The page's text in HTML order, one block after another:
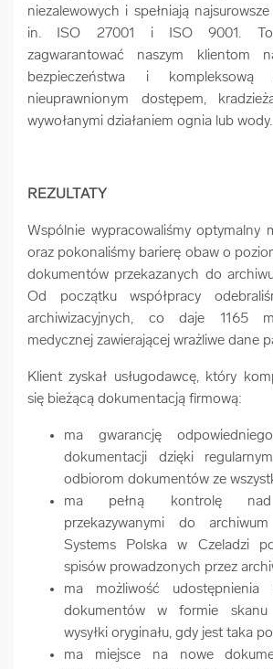
niezalewowych i spełniają
in. ISO 27001 i ISO 9001. To
zagwarantować naszym klientom
bezpieczeństwa i kompleksową
nieuprawnionym dostępem,
wywołanymi działaniem ognia lub wody.
REZULTATY
Wspólnie wypracowaliśmy optymalny
oraz pokonaliśmy barierę obaw o
dokumentów przekazanych do
Od początku współpracy
archiwizacyjnych, co daje 1165
medycznej zawierającej wrażliwe dane
Klient zyskał usługodawcę, który
się bieżącą dokumentacją firmową:
ma gwarancję
dokumentacji dzięki
odbiorom dokumentów ze
ma pełną kontrolę nad
przekazywanymi do
Systems Polska w Czeladzi
spisów prowadzonych przez
ma możliwość
dokumentów w formie skanu
wysyłki oryginału, gdy jest taka
ma miejsce na nowe